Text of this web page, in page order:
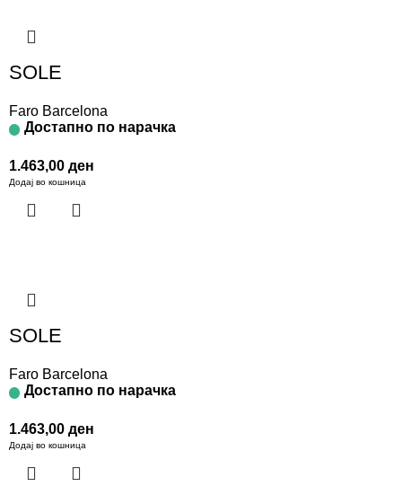
SOLE
Faro Barcelona
Достапно по нарачка
1.463,00 ден
Додај во кошница
SOLE
Faro Barcelona
Достапно по нарачка
1.463,00 ден
Додај во кошница